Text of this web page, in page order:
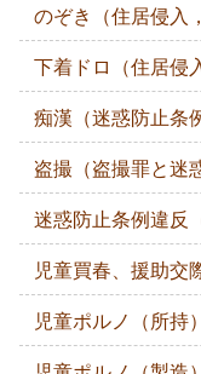
のぞき（住居侵入
下着ドロ（住居侵
痴漢（迷惑防止条
盗撮（盗撮罪と迷
迷惑防止条例違反
児童買春、援助交
児童ポルノ（所持）